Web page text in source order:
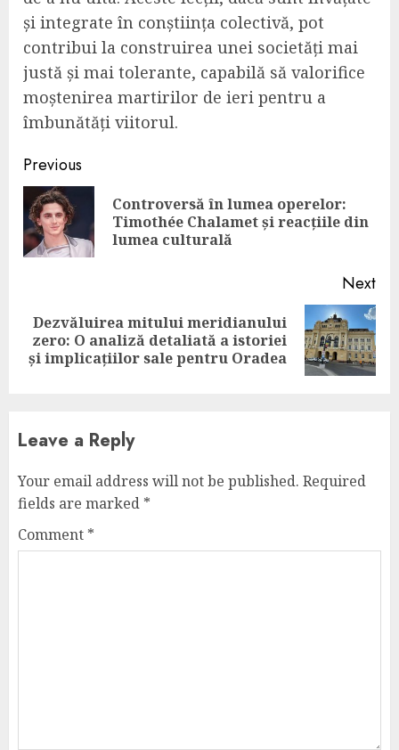
și integrate în conștiința colectivă, pot
contribui la construirea unei societăți mai
justă și mai tolerante, capabilă să valorifice
moștenirea martirilor de ieri pentru a
îmbunătăți viitorul.
Continue
Reading
Previous
Controversă în lumea operelor:
Timothée Chalamet și reacțiile din
lumea culturală
Next
Next
post:
Dezvăluirea mitului meridianului
zero: O analiză detaliată a istoriei
și implicațiilor sale pentru Oradea
Leave a Reply
Your email address will not be published. Required
fields are marked *
Comment *